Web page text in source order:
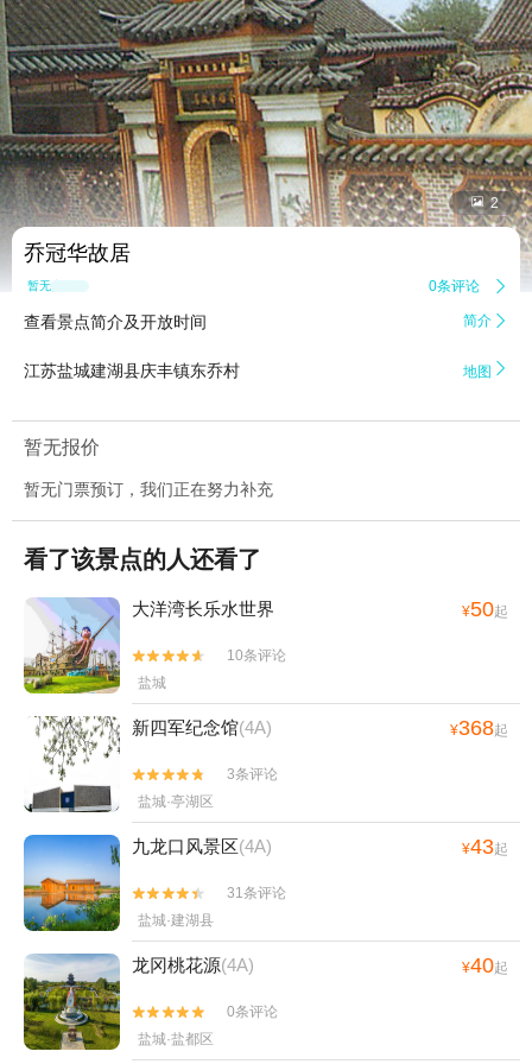
 2
乔冠华故居
暂无点评 0条评论 
查看景点简介及开放时间 简介 
江苏盐城建湖县庆丰镇东乔村 地图 
暂无报价
暂无门票预订，我们正在努力补充
看了该景点的人还看了
大洋湾长乐水世界 ¥50起


10条评论
盐城
新四军纪念馆(4A) ¥368起


3条评论
盐城·亭湖区
九龙口风景区(4A) ¥43起


31条评论
盐城·建湖县
龙冈桃花源(4A) ¥40起


0条评论
盐城·盐都区
